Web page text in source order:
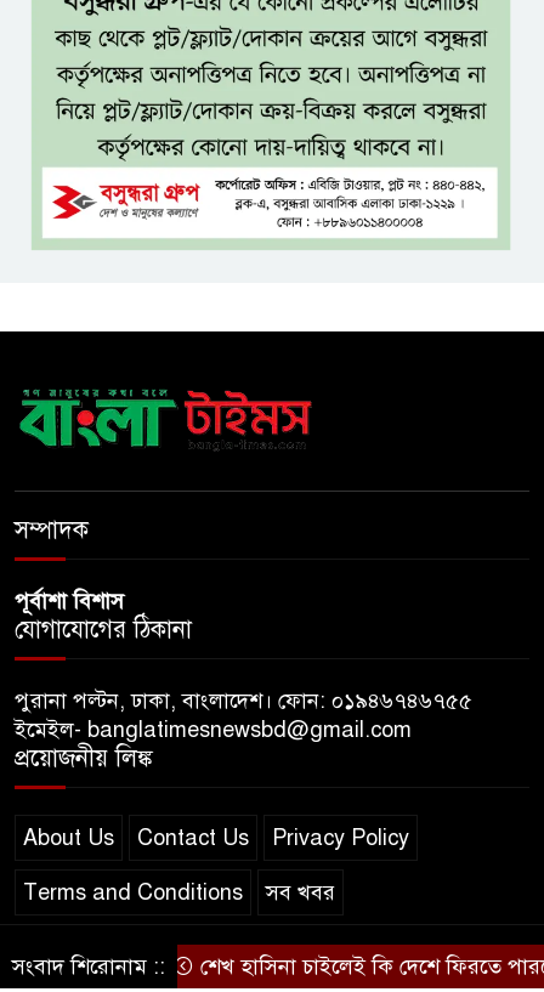
নয়: প্রধানমন্ত্রী
বিদ্যুৎ-জ্বালানি নিয়ে অস্থিতিশীলতা
সৃষ্টিতে সক্রিয় চক্র: প্রধানমন্ত্রী
তনু হত্যা মামলায় সাবেক
সেনাসদস্য হাফিজুর রহমানকে
হাসিনাকে ঘিরে ঢাকা-দিল্লি সম্পর্কে
মজুদদারির বিরুদ্ধে বিশেষ ক্ষমতা
সম্পাদক
পূর্বাশা বিশাস
যোগাযোগের ঠিকানা
পুরানা পল্টন, ঢাকা, বাংলাদেশ। ফোন: ০১৯৪৬৭৪৬৭৫৫
ইমেইল- banglatimesnewsbd@gmail.com
প্রয়োজনীয় লিঙ্ক
About Us Contact Us Privacy Policy
Terms and Conditions সব খবর
© স্বত্ব বাংলা-টাইমস ২০২০-২০২৪
সংবাদ শিরোনাম ::শেখ হাসিনা চাইলেই কি দেশে ফিরতে পারবেন?